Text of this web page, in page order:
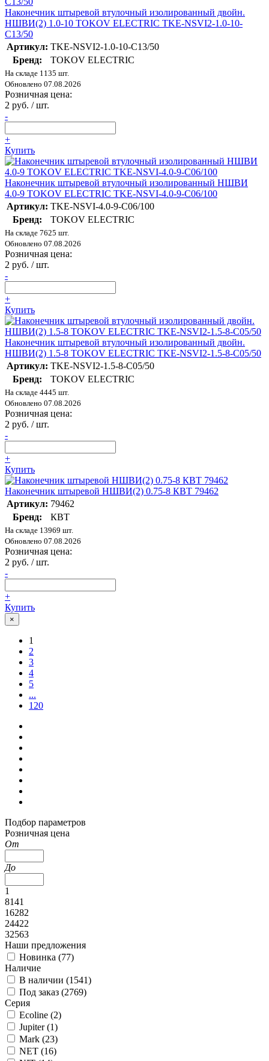
Наконечник штыревой втулочный изолированный двойн.
НШВИ(2) 1.0-10 TOKOV ELECTRIC TKE-NSVI2-1.0-10-
C13/50
Артикул: TKE-NSVI2-1.0-10-C13/50
Бренд:
TOKOV ELECTRIC
На складе 1135 шт.
Обновлено 07.08.2026
Розничная цена:
2 руб. / шт.
-
+
Купить
Наконечник штыревой втулочный изолированный НШВИ
4.0-9 TOKOV ELECTRIC TKE-NSVI-4.0-9-C06/100
Артикул: TKE-NSVI-4.0-9-C06/100
Бренд:
TOKOV ELECTRIC
На складе 7625 шт.
Обновлено 07.08.2026
Розничная цена:
2 руб. / шт.
-
+
Купить
Наконечник штыревой втулочный изолированный двойн.
НШВИ(2) 1.5-8 TOKOV ELECTRIC TKE-NSVI2-1.5-8-C05/50
Артикул: TKE-NSVI2-1.5-8-C05/50
Бренд:
TOKOV ELECTRIC
На складе 4445 шт.
Обновлено 07.08.2026
Розничная цена:
2 руб. / шт.
-
+
Купить
Наконечник штыревой НШВИ(2) 0.75-8 КВТ 79462
Артикул: 79462
Бренд:
КВТ
На складе 13969 шт.
Обновлено 07.08.2026
Розничная цена:
2 руб. / шт.
-
+
Купить
×
1
2
3
4
5
...
120
Подбор параметров
Розничная цена
От
До
1
8141
16282
24422
32563
Наши предложения
Новинка (77)
Наличие
В наличии (1541)
Под заказ (2769)
Серия
Ecoline (2)
Jupiter (1)
Mark (23)
NET (16)